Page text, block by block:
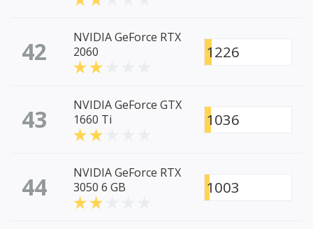
42
NVIDIA GeForce RTX
2060
1226
43
NVIDIA GeForce GTX
1660 Ti
1036
44
NVIDIA GeForce RTX
3050 6 GB
1003